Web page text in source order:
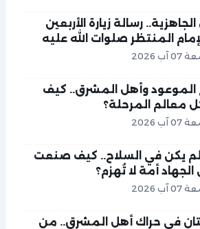
الجاهزية.. رسالة زيارة الأربعين
المنتظر صلوات الله عليه
آب 2026
الموعود وأهل المشرق.. كيف
معالم المرحلة؟
آب 2026
لم يكن في السلاح.. كيف صنعت
أمة لا تُهزم؟
آب 2026
في حراك أهل المشرق.. من